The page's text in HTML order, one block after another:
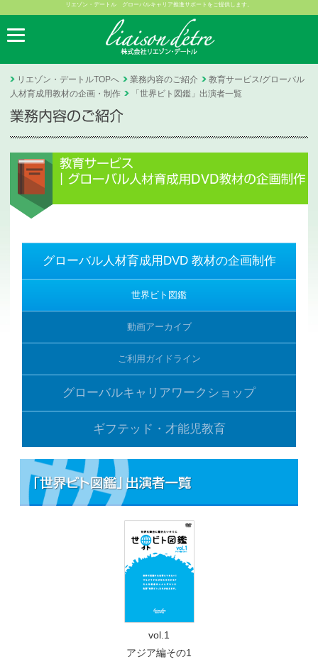
リエゾン・デートル グローバルキャリア推進サポートをご提供します。
リエゾン・デートルTOPへ 業務内容のご紹介
教育サービス/グローバル
人材育成用教材の企画・制作
「世界ビト図鑑」出演者一覧
グローバル人材育成用DVD 教材の企画制作
世界ビト図鑑
動画アーカイブ
ご利用ガイドライン
グローバルキャリアワークショップ
ギフテッド・才能児教育
vol.1
アジア編その1